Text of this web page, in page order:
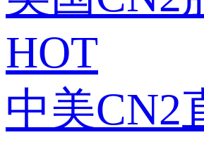
HOT
中美CN2